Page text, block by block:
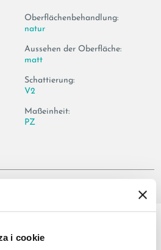
i cookie
Oberflächenbehandlung:
natur
Aussehen der Oberfläche:
matt
Schattierung:
V2
Maßeinheit:
PZ